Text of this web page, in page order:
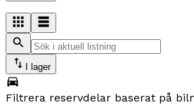
I lager
Filtrera reservdelar baserat på